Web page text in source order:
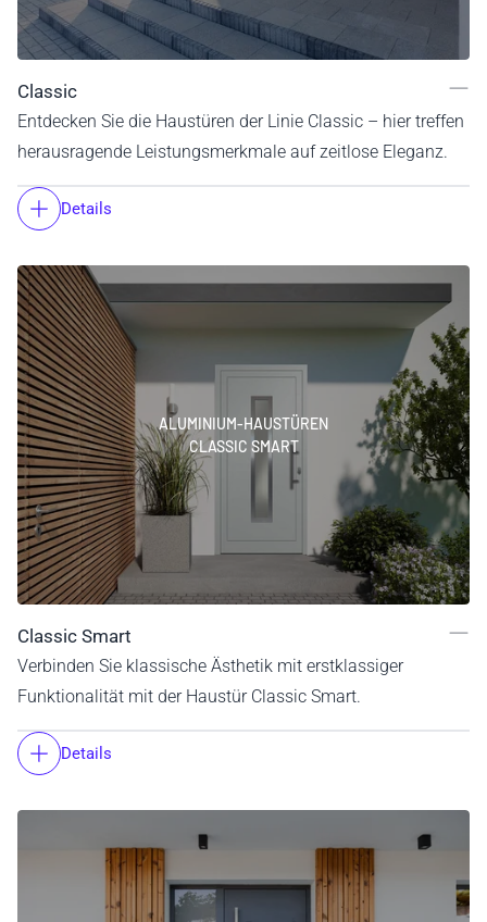
Classic
Entdecken Sie die Haustüren der Linie Classic – hier treffen
herausragende Leistungsmerkmale auf zeitlose Eleganz.
Details
ALUMINIUM-HAUSTÜREN
CLASSIC SMART
Classic Smart
Verbinden Sie klassische Ästhetik mit erstklassiger
Funktionalität mit der Haustür Classic Smart.
Details